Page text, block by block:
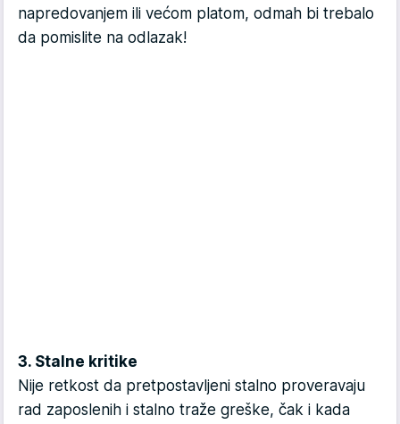
napredovanjem ili većom platom, odmah bi trebalo
da pomislite na odlazak!
3. Stalne kritike
Nije retkost da pretpostavljeni stalno proveravaju
rad zaposlenih i stalno traže greške, čak i kada